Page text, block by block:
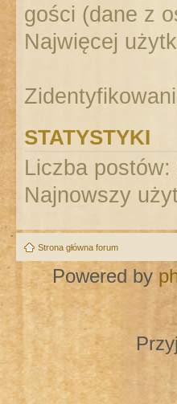
gości (dane z
Najwięcej
STATYSTYKI
Liczba postów:
Najnowszy
Strona główna forum
Powered by